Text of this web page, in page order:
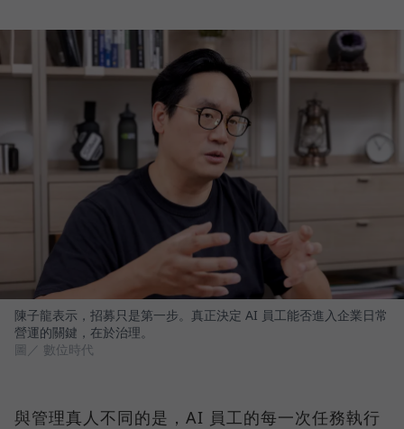
陳子龍表示，招募只是第一步。真正決定 AI 員工能否進入企業日常
營運的關鍵，在於治理。
圖／ 數位時代
與管理真人不同的是，AI 員工的每一次任務執行